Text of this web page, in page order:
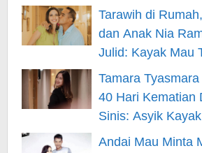
Berita Hiburan
Tarawih di
dan Anak Nia
Julid: Kayak Mau
Hiburan
Tamara
40 Hari Kematian
Sinis: Asyik
Berita Hiburan
Andai Mau Minta